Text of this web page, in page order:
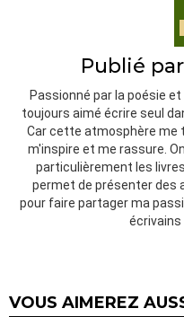
Publié par
Passionné par la poésie
toujours aimé écrire seul
Car cette atmosphère me
m'inspire et me rassure.
particulièrement les
permet de présenter des
pour faire partager ma
écrivains
VOUS AIMEREZ